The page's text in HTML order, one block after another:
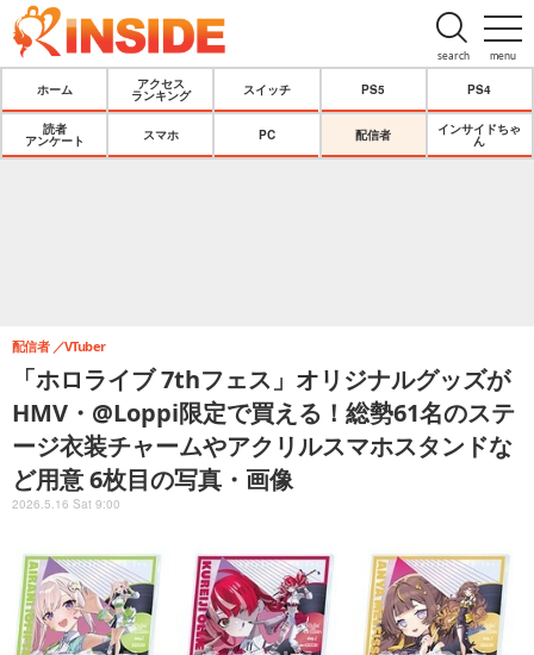
menu
search
ホーム
アクセス
ランキング
スイッチ PS5 PS4
読者
アンケート
スマホ PC 配信者
インサイドちゃ
ん
「ホロライブ 7thフェス」オリジナルグッズが
HMV・@Loppi限定で買える！総勢61名のステ
ージ衣装チャームやアクリルスマホスタンドな
ど用意 6枚目の写真・画像
配信者 VTuber
2026.5.16 Sat 9:00